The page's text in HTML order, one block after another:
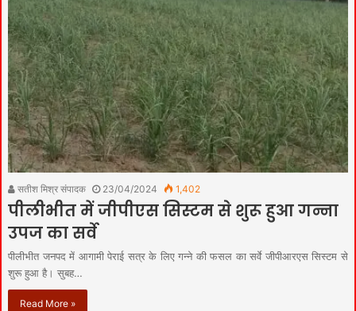
सतीश मिश्र संपादक 23/04/2024 1,402
पीलीभीत में जीपीएस सिस्टम से शुरू हुआ गन्ना
उपज का सर्वे
पीलीभीत जनपद में आगामी पेराई सत्र के लिए गन्ने की फसल का सर्वे जीपीआरएस सिस्टम से
शुरू हुआ है। सुबह…
Read More »